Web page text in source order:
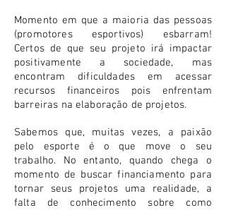
Momento em que a maioria das pessoas
(promotores esportivos) esbarram!
Certos de que seu projeto irá impactar
positivamente a sociedade, mas
encontram dificuldades em acessar
recursos financeiros pois enfrentam
barreiras na elaboração de projetos.
Sabemos que, muitas vezes, a paixão
pelo esporte é o que move o seu
trabalho. No entanto, quando chega o
momento de buscar financiamento para
tornar seus projetos uma realidade, a
falta de conhecimento sobre como